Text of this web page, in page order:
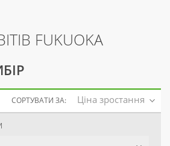
FUKUOKA
СОРТУВАТИ ЗА: Ціна зростання